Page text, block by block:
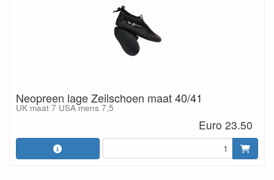
Neopreen lage Zeilschoen maat 40/41
UK maat 7 USA mens 7,5
Euro 23.50